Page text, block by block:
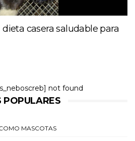
casera saludable para
not found
POPULARES
MASCOTAS